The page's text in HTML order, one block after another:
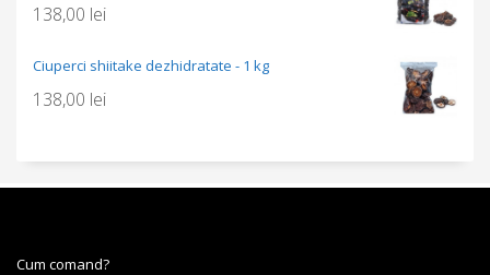
138,00 lei
Ciuperci shiitake dezhidratate - 1 kg
138,00 lei
Cum comand?